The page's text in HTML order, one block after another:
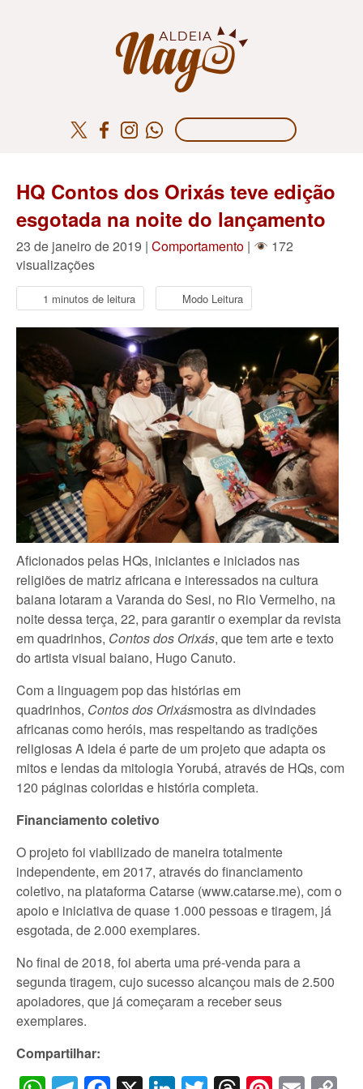
HQ Contos dos Orixás teve edição
esgotada na noite do lançamento
23 de janeiro de 2019 | Comportamento |
172
visualizações
1 minutos de leitura Modo Leitura
Aficionados pelas HQs, iniciantes e iniciados nas
religiões de matriz africana e interessados na cultura
baiana lotaram a Varanda do Sesi, no Rio Vermelho, na
noite dessa terça, 22, para garantir o exemplar da revista
em quadrinhos, Contos dos Orixás, que tem arte e texto
do artista visual baiano, Hugo Canuto.
Com a linguagem pop das histórias em
quadrinhos, Contos dos Orixásmostra as divindades
africanas como heróis, mas respeitando as tradições
religiosas A ideia é parte de um projeto que adapta os
mitos e lendas da mitologia Yorubá, através de HQs, com
120 páginas coloridas e história completa.
Financiamento coletivo
O projeto foi viabilizado de maneira totalmente
independente, em 2017, através do financiamento
coletivo, na plataforma Catarse (www.catarse.me), com o
apoio e iniciativa de quase 1.000 pessoas e tiragem, já
esgotada, de 2.000 exemplares.
No final de 2018, foi aberta uma pré-venda para a
segunda tiragem, cujo sucesso alcançou mais de 2.500
apoiadores, que já começaram a receber seus
exemplares.
Compartilhar: